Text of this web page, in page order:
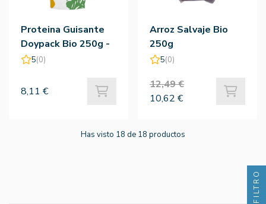
Proteina Guisante
Doypack Bio 250g -
Naturgreen
5(0)
8,11 €
Arroz Salvaje Bio
250g
5(0)
12,49 €
10,62 €
Has visto 18 de 18 productos
FILTRO